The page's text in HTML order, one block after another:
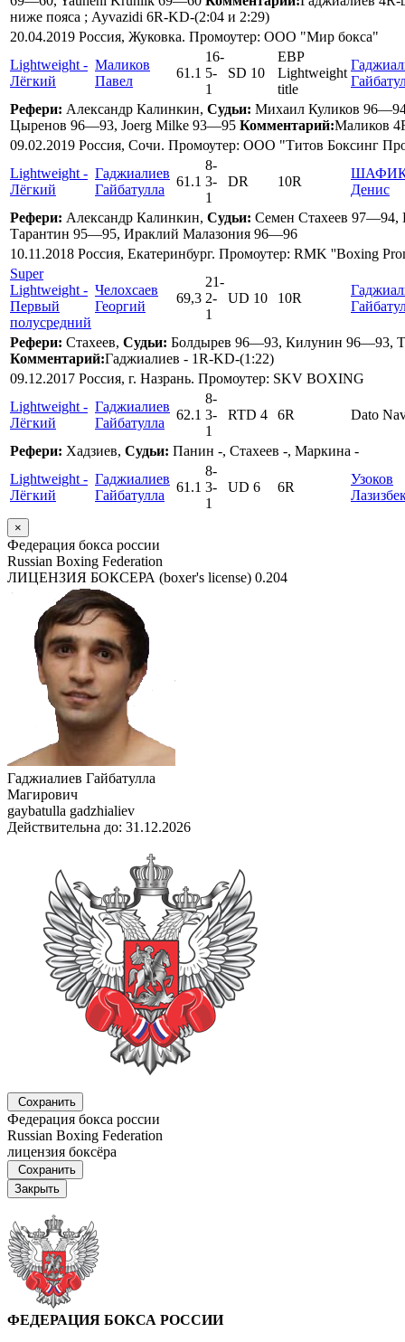
ниже пояса ; Ayvazidi 6R-KD-(2:04 и 2:29)
20.04.2019 Россия, Жуковка. Промоутер: ООО "Мир бокса"
Lightweight -
Лёгкий
Маликов
Павел
61.1
16-
5-
1
SD 10
EBP
Lightweight
title
Рефери: Александр Калинкин, Судьи: Михаил Куликов
Цыренов 96—93, Joerg Milke 93—95 Комментарий:Маликов
09.02.2019 Россия, Сочи. Промоутер: ООО "Титов Боксинг
Lightweight -
Лёгкий
Гаджиалиев
Гайбатулла
61.1
8-
3-
1
DR 10R
Денис
Рефери: Александр Калинкин, Судьи: Семен Стахеев
Тарантин 95—95, Ираклий Малазония 96—96
10.11.2018 Россия, Екатеринбург. Промоутер: RMK ''Boxing
Super
Lightweight -
Первый
полусредний
Челохсаев
Георгий
69,3
21-
2-
1
UD 10 10R
Рефери: Стахеев, Судьи: Болдырев 96—93, Килунин 96—93,
Комментарий:Гаджиалиев - 1R-KD-(1:22)
09.12.2017 Россия, г. Назрань. Промоутер: SKV BOXING
Lightweight -
Лёгкий
Гаджиалиев
Гайбатулла
62.1
8-
3-
1
RTD 4 6R Dato
Рефери: Хадзиев, Судьи: Панин -, Стахеев -, Маркина -
Lightweight -
Лёгкий
Гаджиалиев
Гайбатулла
61.1
8-
3-
1
UD 6 6R
Узоков
×
Федерация бокса россии
Russian Boxing Federation
ЛИЦЕНЗИЯ БОКСЕРА (boxer's license) 0.204
Гаджиалиев Гайбатулла
Магирович
gaybatulla gadzhialiev
Действительна до: 31.12.2026
Сохранить
Федерация бокса россии
Russian Boxing Federation
лицензия боксёра
Сохранить
Закрыть
ФЕДЕРАЦИЯ БОКСА РОССИИ